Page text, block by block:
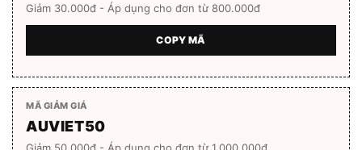
Giảm 30.000đ - Áp dụng cho đơn từ 800.000đ
COPY MÃ
MÃ GIẢM GIÁ
AUVIET50